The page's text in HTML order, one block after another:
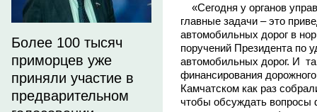
Более 100 тысяч
приморцев уже
приняли участие в
предварительном
«Сегодня у органов
главные задачи – это
автомобильных дорог в
поручений Президента по
автомобильных дорог. И
финансирования
Камчатском как раз
чтобы обсуждать вопросы